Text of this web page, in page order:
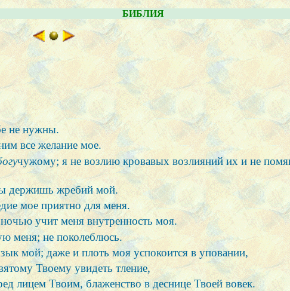
БИБЛИЯ
не нужны.
все желание мое.
чужому; я не возлию кровавых возлияний их и не
держишь жребий мой.
мое приятно для меня.
учит меня внутренность моя.
меня; не поколеблюсь.
мой; даже и плоть моя успокоится в уповании,
Твоему увидеть тление,
лицем Твоим, блаженство в деснице Твоей вовек.